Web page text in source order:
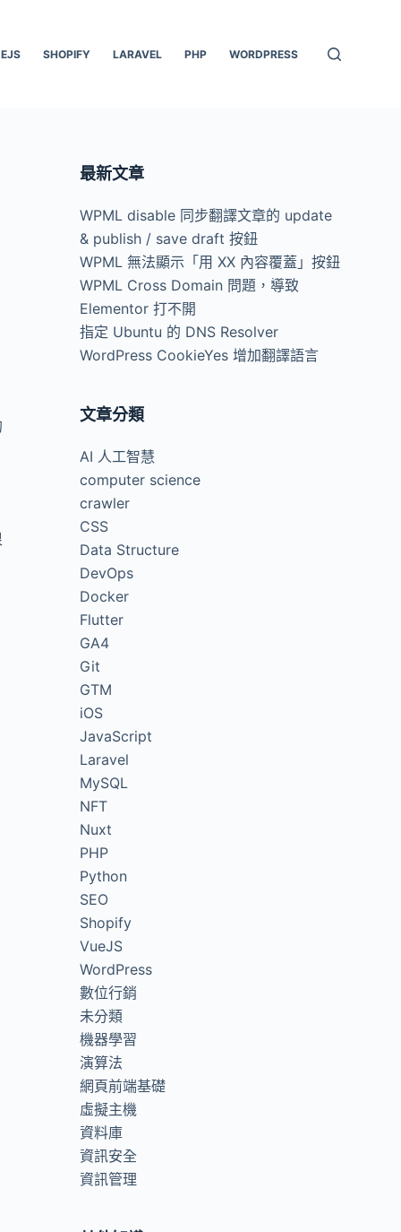
SHOPIFY LARAVEL PHP WORDPRESS
最新文章
WPML disable 同步翻譯文章的 update
& publish / save draft 按鈕
WPML 無法顯示「用 XX 內容覆蓋」按鈕
WPML Cross Domain 問題，導致
Elementor 打不開
指定 Ubuntu 的 DNS Resolver
WordPress CookieYes 增加翻譯語言
文章分類
AI 人工智慧
computer science
crawler
CSS
Data Structure
DevOps
Docker
Flutter
GA4
Git
GTM
iOS
JavaScript
Laravel
MySQL
NFT
Nuxt
PHP
Python
SEO
Shopify
VueJS
WordPress
數位行銷
未分類
機器學習
演算法
網頁前端基礎
虛擬主機
資料庫
資訊安全
資訊管理